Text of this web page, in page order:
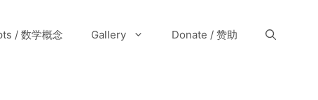
/ 数学概念 Gallery Donate / 赞助